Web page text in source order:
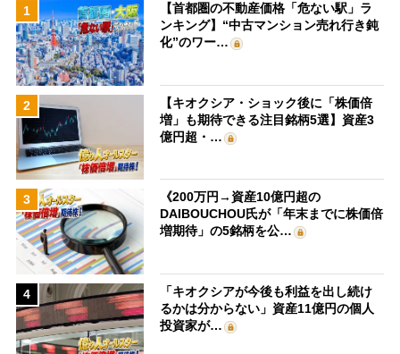
1
【首都圏の不動産価格「危ない駅」ラ
ンキング】“中古マンション売れ行き鈍
化”のワー…
2
【キオクシア・ショック後に「株価倍
増」も期待できる注目銘柄5選】資産3
億円超・…
3
《200万円→資産10億円超の
DAIBOUCHOU氏が「年末までに株価倍
増期待」の5銘柄を公…
4
「キオクシアが今後も利益を出し続け
るかは分からない」資産11億円の個人
投資家が…